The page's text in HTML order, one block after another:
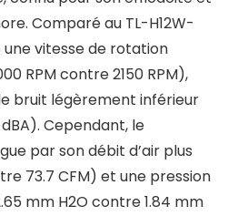
Comparé au TL-H12W-
vitesse de rotation
RPM contre 2150 RPM),
bruit légèrement inférieur
Cependant, le
par son débit d’air plus
73.7 CFM) et une pression
mm H2O contre 1.84 mm